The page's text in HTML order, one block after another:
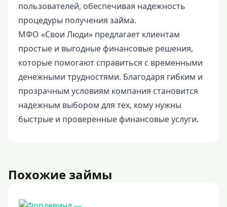
пользователей, обеспечивая надежность
процедуры получения займа.
МФО «Свои Люди» предлагает клиентам
простые и выгодные финансовые решения,
которые помогают справиться с временными
денежными трудностями. Благодаря гибким и
прозрачным условиям компания становится
надежным выбором для тех, кому нужны
быстрые и проверенные финансовые услуги.
Похожие займы